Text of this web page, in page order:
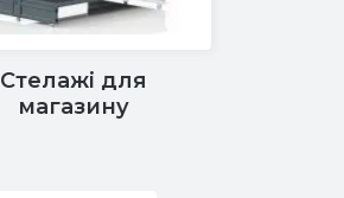
Стелажі для
магазину